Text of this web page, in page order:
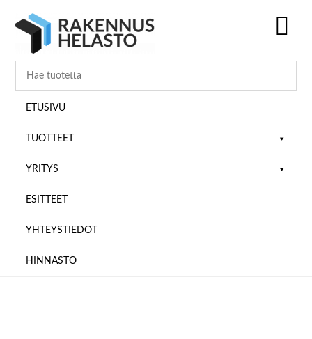
pääsisältöön
ensisijaiseen
alatunnisteeseen
ETUSIVU
TUOTTEET
YRITYS
ESITTEET
YHTEYSTIEDOT
HINNASTO